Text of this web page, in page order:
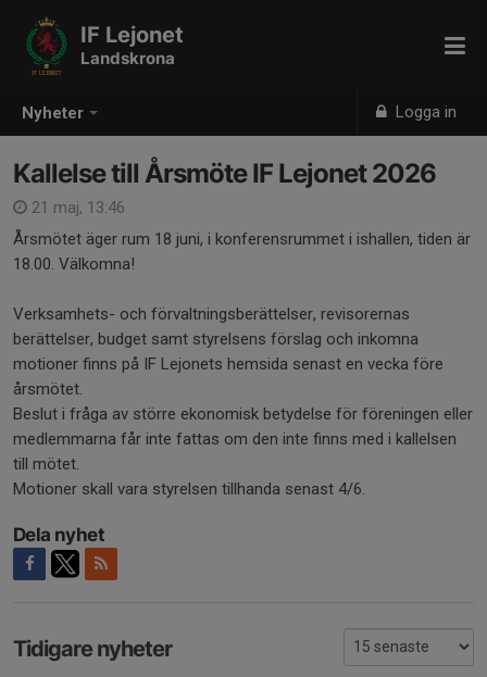
Nyheter Logga in
IF Lejonet
Landskrona
Kallelse till Årsmöte IF Lejonet 2026
21 maj, 13:46
Årsmötet äger rum 18 juni, i konferensrummet i ishallen, tiden är
18.00. Välkomna!
Verksamhets- och förvaltningsberättelser, revisorernas
berättelser, budget samt styrelsens förslag och inkomna
motioner finns på IF Lejonets hemsida senast en vecka före
årsmötet.
Beslut i fråga av större ekonomisk betydelse för föreningen eller
medlemmarna får inte fattas om den inte finns med i kallelsen
till mötet.
Motioner skall vara styrelsen tillhanda senast 4/6.
Dela nyhet
Tidigare nyheter